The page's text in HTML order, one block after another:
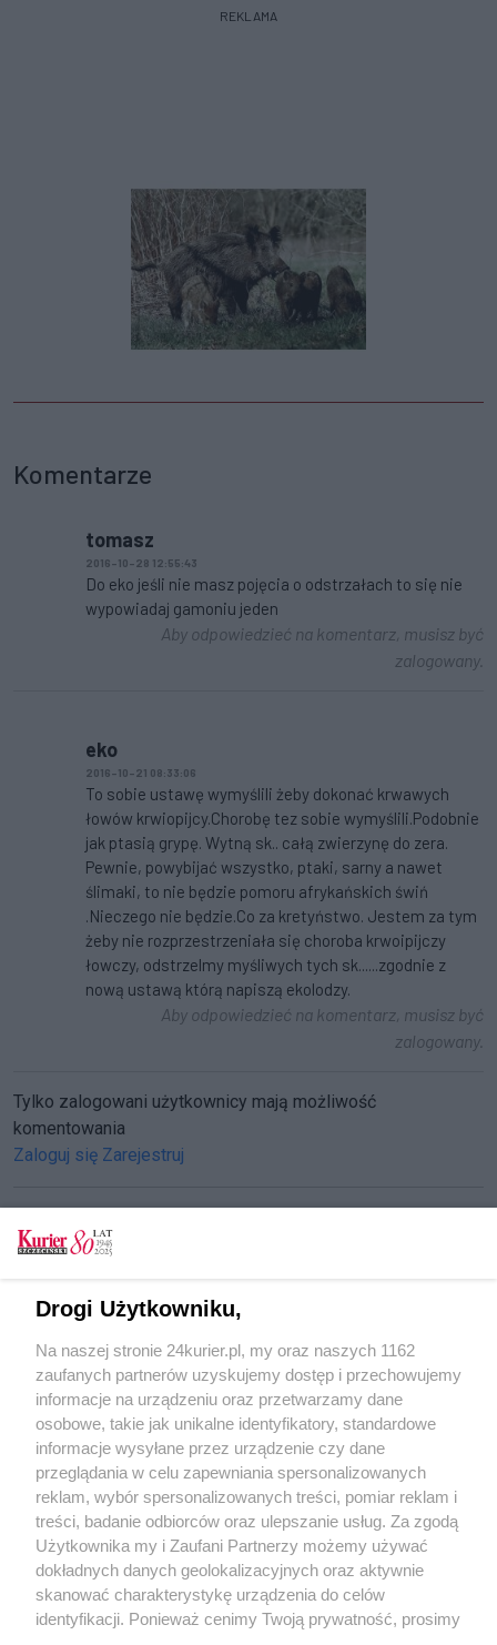
REKLAMA
Komentarze
tomasz
2016-10-28 12:55:43
Do eko jeśli nie masz pojęcia o odstrzałach to się nie
wypowiadaj gamoniu jeden
Aby odpowiedzieć na komentarz, musisz być
zalogowany.
eko
2016-10-21 08:33:06
To sobie ustawę wymyślili żeby dokonać krwawych
łowów krwiopijcy.Chorobę tez sobie wymyślili.Podobnie
jak ptasią grypę. Wytną sk.. całą zwierzynę do zera.
Pewnie, powybijać wszystko, ptaki, sarny a nawet
ślimaki, to nie będzie pomoru afrykańskich świń
.Nieczego nie będzie.Co za kretyństwo. Jestem za tym
żeby nie rozprzestrzeniała się choroba krwoipijczy
łowczy, odstrzelmy myśliwych tych sk......zgodnie z
nową ustawą którą napiszą ekolodzy.
Aby odpowiedzieć na komentarz, musisz być
zalogowany.
Tylko zalogowani użytkownicy mają możliwość
komentowania
Zaloguj się Zarejestruj
Próby samobójcze w ośrodku dla imigrantów
Dziki przy Arkonce [FILM]
Migranci uczą strażników angielskiego
POGODA
13℃
Zobacz prognozę na 3 dni
Drogi Użytkowniku,
Na naszej stronie 24kurier.pl, my oraz naszych 1162
zaufanych partnerów uzyskujemy dostęp i przechowujemy
informacje na urządzeniu oraz przetwarzamy dane
osobowe, takie jak unikalne identyfikatory, standardowe
informacje wysyłane przez urządzenie czy dane
przeglądania w celu zapewniania spersonalizowanych
reklam, wybór spersonalizowanych treści, pomiar reklam i
treści, badanie odbiorców oraz ulepszanie usług. Za zgodą
Użytkownika my i Zaufani Partnerzy możemy używać
dokładnych danych geolokalizacyjnych oraz aktywnie
skanować charakterystykę urządzenia do celów
identyfikacji. Ponieważ cenimy Twoją prywatność, prosimy